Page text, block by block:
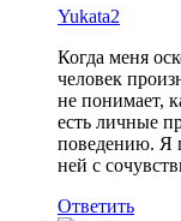
Yukata2
Когда меня
человек
не понимает,
есть личные
поведению. Я
ней с
Ответить